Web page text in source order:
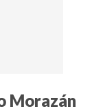
Morazán